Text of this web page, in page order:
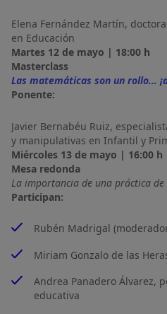
Elena Fernández Martín,
en Educación
Martes 12 de mayo | 18:00 h
Masterclass
Las matemáticas son un rollo…
Ponente:
Javier Bernabéu Ruiz,
y manipulativas en Infantil y
Miércoles 13 de mayo | 16:00 h
Mesa redonda
La importancia de una práctica de
Participan:
Rubén Madrigal
Miriam Gonzalo de las
Andrea Panadero Álvarez,
educativa